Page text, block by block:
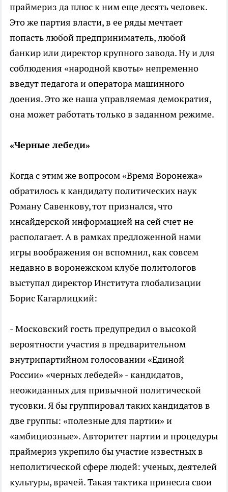
праймериз да плюс к ним еще десять человек.
Это же партия власти, в ее ряды мечтает
попасть любой предприниматель, любой
банкир или директор крупного завода. Ну и для
соблюдения «народной квоты» непременно
введут педагога и оператора машинного
доения. Это же наша управляемая демократия,
она может работать только в заданном режиме.
«Черные лебеди»
Когда с этим же вопросом «Время Воронежа»
обратилось к кандидату политических наук
Роману Савенкову, тот признался, что
инсайдерской информацией на сей счет не
располагает. А в рамках предложенной нами
игры воображения он вспомнил, как совсем
недавно в воронежском клубе политологов
выступал директор Института глобализации
Борис Кагарлицкий:
- Московский гость предупредил о высокой
вероятности участия в предварительном
внутрипартийном голосовании «Единой
России» «черных лебедей» - кандидатов,
неожиданных для привычной политической
тусовки. Я бы группировал таких кандидатов в
две группы: «полезные для партии» и
«амбициозные». Авторитет партии и процедуры
праймериз укрепило бы участие известных в
неполитической сфере людей: ученых, деятелей
культуры, врачей. Такая тактика принесла свои